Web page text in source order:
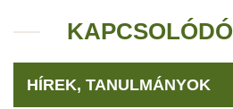
KAPCSOLÓDÓ
HÍREK, TANULMÁNYOK